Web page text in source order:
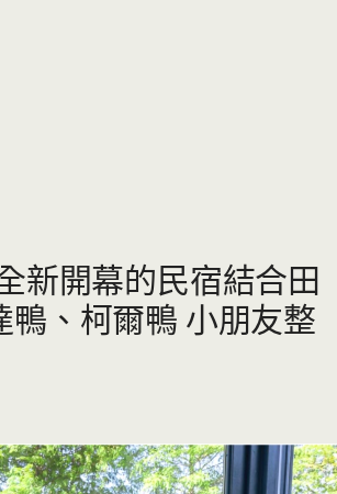
新開幕的民宿結合田
、柯爾鴨 小朋友整